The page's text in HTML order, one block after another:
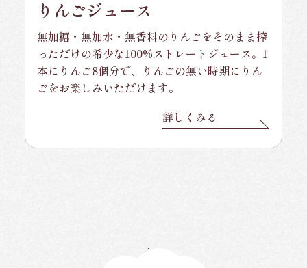
りんごジュース
無加糖・無加水・無香料のりんごをそのまま搾
っただけの希少な100%ストレートジュース。1
本にりんご8個分で、りんごの無い時期にりん
ごをお楽しみいただけます。
詳しくみる